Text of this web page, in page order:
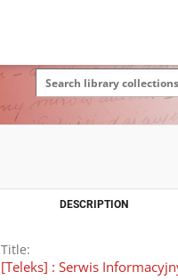
DESCRIPTION
Title:
[Teleks] : Serwis